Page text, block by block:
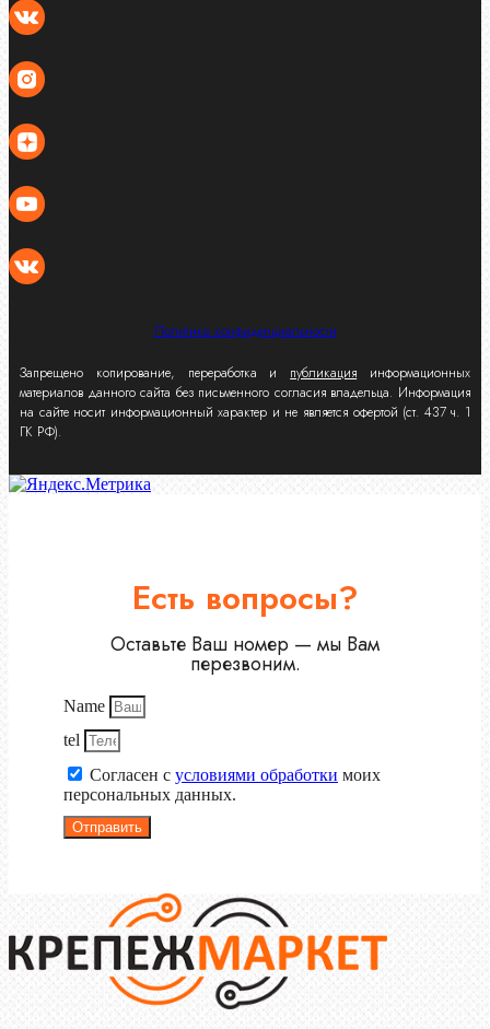
Политика конфиденциальности
Запрещено копирование, переработка и публикация информационных
материалов данного сайта без письменного согласия владельца. Информация
на сайте носит информационный характер и не является офертой (ст. 437 ч. 1
ГК РФ).
Есть вопросы?
Оставьте Ваш номер — мы Вам
перезвоним.
Name
tel
Согласен с условиями обработки моих
персональных данных.
Отправить